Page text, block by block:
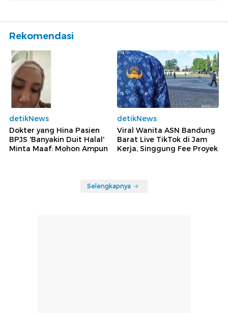
Rekomendasi
detikNews
Dokter yang Hina Pasien
BPJS 'Banyakin Duit Halal'
Minta Maaf: Mohon Ampun
detikNews
Viral Wanita ASN Bandung
Barat Live TikTok di Jam
Kerja, Singgung Fee Proyek
Selengkapnya